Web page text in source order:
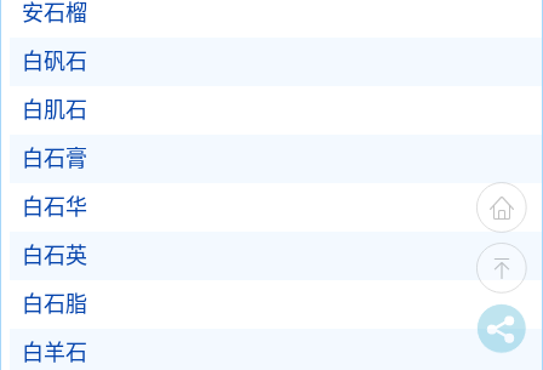
安石榴
白矾石
白肌石
白石膏
白石华
白石英
白石脂
白羊石